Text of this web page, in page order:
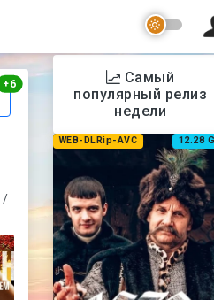
+6Рейтинг
/
Самый
популярный релиз
недели
WEB-DLRip-AVC 12.28